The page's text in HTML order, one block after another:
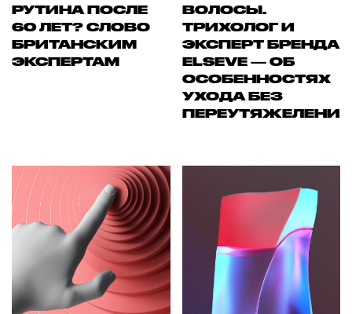
РУТИНА ПОСЛЕ
60 ЛЕТ? СЛОВО
БРИТАНСКИМ
ЭКСПЕРТАМ
ВОЛОСЫ.
ТРИХОЛОГ И
ЭКСПЕРТ БРЕНДА
ELSEVE — ОБ
ОСОБЕННОСТЯХ
УХОДА БЕЗ
ПЕРЕУТЯЖЕЛЕНИЯ